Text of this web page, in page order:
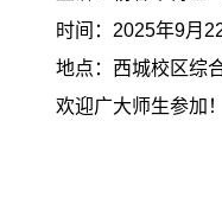
时间：2025年9月
地点：西城校区综
欢迎广大师生参加！